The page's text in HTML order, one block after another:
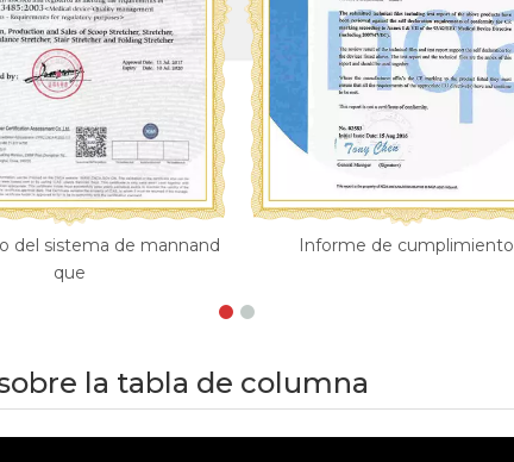
del sistema de mannand
que
Informe de cumplimiento
la tabla de columna